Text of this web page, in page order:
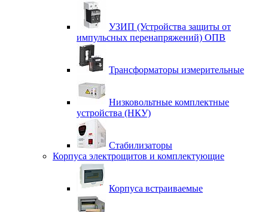
УЗИП (Устройства защиты от
импульсных перенапряжений) ОПВ
Трансформаторы измерительные
Низковольтные комплектные
устройства (НКУ)
Стабилизаторы
Корпуса электрощитов и комплектующие
Корпуса встраиваемые